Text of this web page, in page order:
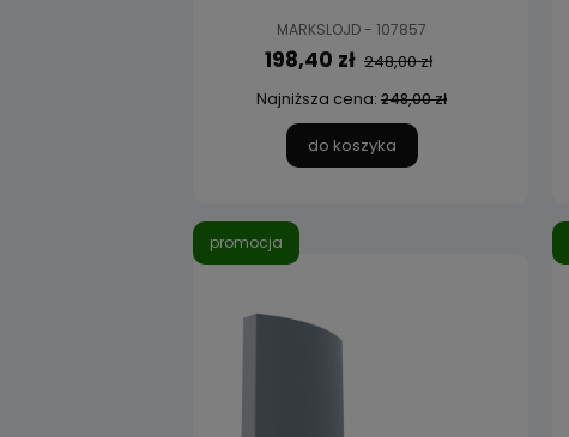
MARKSLOJD - 107857
198,40 zł 248,00 zł
Najniższa cena: 248,00 zł
do koszyka
promocja